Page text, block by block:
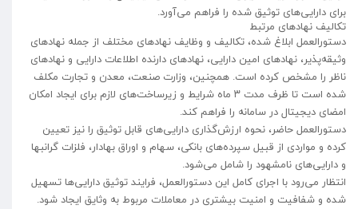
برای دارایی‌های توثیق شده را فراهم می‌آورد.
تکالیف نهادهای مرتبط
دستورالعمل ابلاغ شده، تکالیف و وظایف نهادهای مختلف از جمله نهادهای
وثیقه‌پذیر، نهادهای امین دارایی، نهادهای دارنده اطلاعات دارایی و نهادهای
ناظر را مشخص کرده است. همچنین، وزارت صنعت، معدن و تجارت مکلف
شده است تا ظرف مدت ۳ ماه شرایط و زیرساخت‌های لازم برای ایجاد امکان
امضای دیجیتال در سامانه را فراهم کند.
دستورالعمل حاضر، نحوه ارزش‌گذاری دارایی‌های قابل توثیق را نیز تعیین
کرده و مواردی از قبیل سپرده‌های بانکی، سهام و اوراق بهادار، فلزات گرانبها
و دارایی‌های نامشهود را شامل می‌شود.
انتظار می‌رود با اجرای کامل این دستورالعمل، فرایند توثیق دارایی‌ها تسهیل
شده و شفافیت و امنیت بیشتری در معاملات مربوط به وثایق ایجاد شود.